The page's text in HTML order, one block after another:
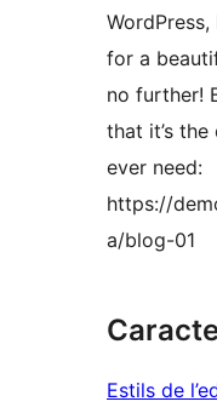
for a
no further!
that it’s
ever need:
https://
a/blog-01
Estils de